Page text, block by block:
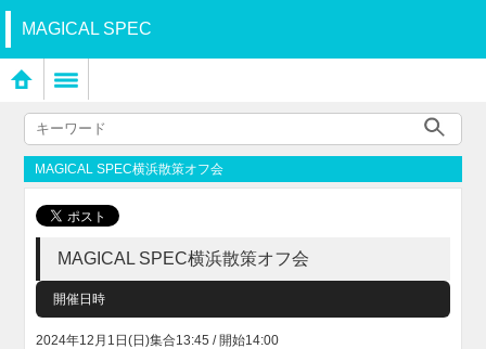
MAGICAL SPEC
MAGICAL SPEC横浜散策オフ会
MAGICAL SPEC横浜散策オフ会
開催日時
2024年12月1日(日)集合13:45 / 開始14:00